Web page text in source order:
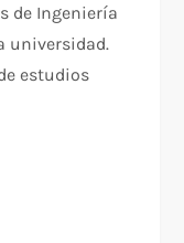
de Ingeniería
universidad.
estudios